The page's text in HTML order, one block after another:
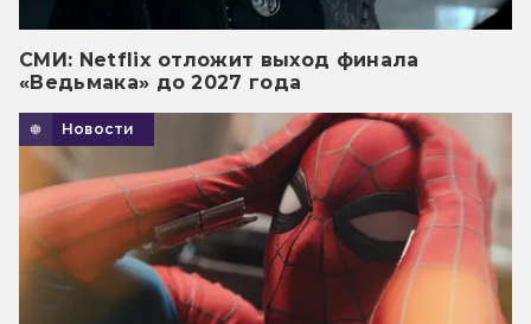
СМИ: Netflix отложит выход финала
«Ведьмака» до 2027 года
Новости